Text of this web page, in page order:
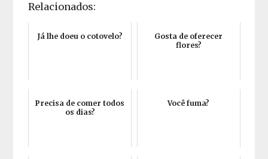
Relacionados:
Já lhe doeu o cotovelo?
Gosta de oferecer
flores?
Precisa de comer todos
os dias?
Você fuma?